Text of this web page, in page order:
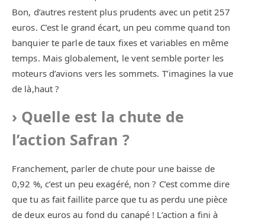
Bon, d’autres restent plus prudents avec un petit 257
euros. C’est le grand écart, un peu comme quand ton
banquier te parle de taux fixes et variables en même
temps. Mais globalement, le vent semble porter les
moteurs d’avions vers les sommets. T’imagines la vue
de là,haut ?
Quelle est la chute de
l’action Safran ?
Franchement, parler de chute pour une baisse de
0,92 %, c’est un peu exagéré, non ? C’est comme dire
que tu as fait faillite parce que tu as perdu une pièce
de deux euros au fond du canapé ! L’action a fini à